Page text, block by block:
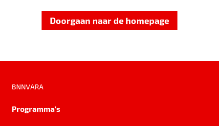
Doorgaan naar de homepage
BNNVARA
Programma's